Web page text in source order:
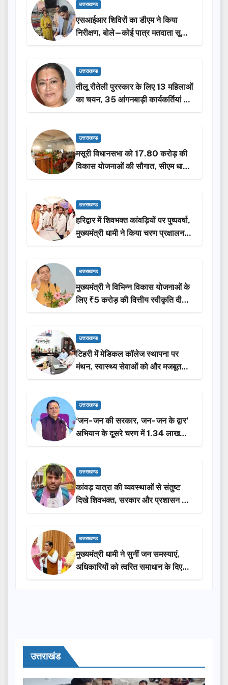
उत्तराखण्ड
एसआईआर शिविरों का डीएम ने किया
निरीक्षण, बोले—कोई पात्र मतदाता सूची
से न छूटे…
उत्तराखण्ड
तीलू रौतेली पुरस्कार के लिए 13 महिलाओं
का चयन, 35 आंगनबाड़ी कार्यकर्तियां भी
होंगी सम्मानित…
उत्तराखण्ड
मसूरी विधानसभा को 17.80 करोड़ की
विकास योजनाओं की सौगात, सीएम धामी
ने किया लोकार्पण-शिलान्यास.
उत्तराखण्ड
हरिद्वार में शिवभक्त कांवड़ियों पर पुष्पवर्षा,
मुख्यमंत्री धामी ने किया चरण प्रक्षालन…
उत्तराखण्ड
मुख्यमंत्री ने विभिन्न विकास योजनाओं के
लिए ₹5 करोड़ की वित्तीय स्वीकृति दी…
उत्तराखण्ड
टिहरी में मेडिकल कॉलेज स्थापना पर
मंथन, स्वास्थ्य सेवाओं को और मजबूत
करेगी सरकार: मुख्यमंत्री धामी…
उत्तराखण्ड
‘जन-जन की सरकार, जन-जन के द्वार’
अभियान के दूसरे चरण में 1.34 लाख
लोगों की भागीदारी…
उत्तराखण्ड
कांवड़ यात्रा की व्यवस्थाओं से संतुष्ट
दिखे शिवभक्त, सरकार और प्रशासन की
सराहना…
उत्तराखण्ड
मुख्यमंत्री धामी ने सुनीं जन समस्याएं,
अधिकारियों को त्वरित समाधान के दिए
निर्देश
उत्तराखंड